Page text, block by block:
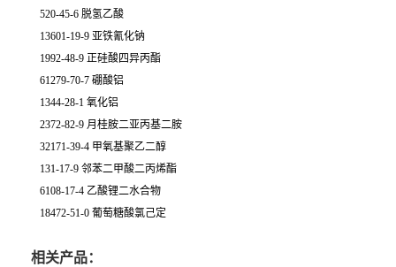
520-45-6 脱氢乙酸
13601-19-9 亚铁氰化钠
1992-48-9 正硅酸四异丙酯
61279-70-7 硼酸铝
1344-28-1 氧化铝
2372-82-9 月桂胺二亚丙基二胺
32171-39-4 甲氧基聚乙二醇
131-17-9 邻苯二甲酸二丙烯酯
6108-17-4 乙酸锂二水合物
18472-51-0 葡萄糖酸氯己定
相关产品：